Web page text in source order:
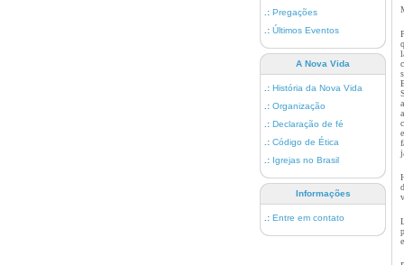
.: Pregações
.: Últimos Eventos
A Nova Vida
.: História da Nova Vida
.: Organização
.: Declaração de fé
.: Código de Ética
.: Igrejas no Brasil
Informações
.: Entre em contato